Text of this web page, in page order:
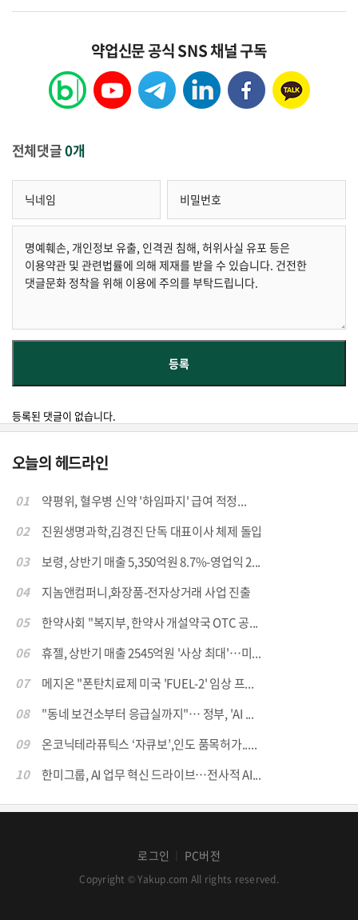
약업신문 공식 SNS 채널 구독
전체댓글0개
등록된 댓글이 없습니다.
오늘의 헤드라인
01
약평위, 혈우병 신약 '하임파지' 급여 적정...
02
진원생명과학,김경진 단독 대표이사 체제 돌입
03
보령, 상반기 매출 5,350억원 8.7%-영업익 2...
04
지놈앤컴퍼니,화장품-전자상거래 사업 진출
05
한약사회 "복지부, 한약사 개설약국 OTC 공...
06
휴젤, 상반기 매출 2545억원 '사상 최대'…미...
07
메지온 "폰탄치료제 미국 'FUEL-2' 임상 프...
08
"동네 보건소부터 응급실까지"… 정부, 'AI ...
09
온코닉테라퓨틱스 ‘자큐보’,인도 품목허가.....
10
한미그룹, AI 업무 혁신 드라이브…전사적 AI...
로그인 PC버전
Copyright © Yakup.com All rights reserved.